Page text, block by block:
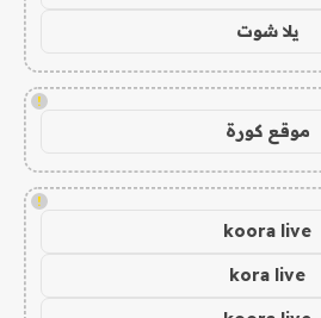
يلا شوت
!
موقع كورة
!
koora live
kora live